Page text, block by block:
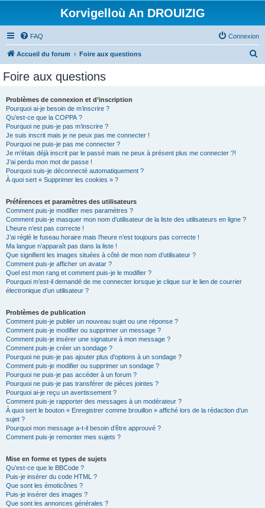
Korvigelloù An DROUIZIG
FAQ Connexion
Accueil du forum Foire aux questions
Foire aux questions
Problèmes de connexion et d’inscription
Pourquoi ai-je besoin de m’inscrire ?
Qu’est-ce que la COPPA ?
Pourquoi ne puis-je pas m’inscrire ?
Je suis inscrit mais je ne peux pas me connecter !
Pourquoi ne puis-je pas me connecter ?
Je m’étais déjà inscrit par le passé mais ne peux à présent plus me connecter ?!
J’ai perdu mon mot de passe !
Pourquoi suis-je déconnecté automatiquement ?
À quoi sert « Supprimer les cookies » ?
Préférences et paramètres des utilisateurs
Comment puis-je modifier mes paramètres ?
Comment puis-je masquer mon nom d’utilisateur de la liste des utilisateurs en ligne ?
L’heure n’est pas correcte !
J’ai réglé le fuseau horaire mais l’heure n’est toujours pas correcte !
Ma langue n’apparaît pas dans la liste !
Que signifient les images situées à côté de mon nom d’utilisateur ?
Comment puis-je afficher un avatar ?
Quel est mon rang et comment puis-je le modifier ?
Pourquoi m’est-il demandé de me connecter lorsque je clique sur le lien de courrier
électronique d’un utilisateur ?
Problèmes de publication
Comment puis-je publier un nouveau sujet ou une réponse ?
Comment puis-je modifier ou supprimer un message ?
Comment puis-je insérer une signature à mon message ?
Comment puis-je créer un sondage ?
Pourquoi ne puis-je pas ajouter plus d’options à un sondage ?
Comment puis-je modifier ou supprimer un sondage ?
Pourquoi ne puis-je pas accéder à un forum ?
Pourquoi ne puis-je pas transférer de pièces jointes ?
Pourquoi ai-je reçu un avertissement ?
Comment puis-je rapporter des messages à un modérateur ?
À quoi sert le bouton « Enregistrer comme brouillon » affiché lors de la rédaction d’un
sujet ?
Pourquoi mon message a-t-il besoin d’être approuvé ?
Comment puis-je remonter mes sujets ?
Mise en forme et types de sujets
Qu’est-ce que le BBCode ?
Puis-je insérer du code HTML ?
Que sont les émoticônes ?
Puis-je insérer des images ?
Que sont les annonces générales ?